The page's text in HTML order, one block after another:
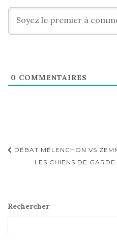
0 COMMENTAIRES
Navigation
d'article
DÉBAT MÉLENCHON VS
LES CHIENS DE
Rechercher